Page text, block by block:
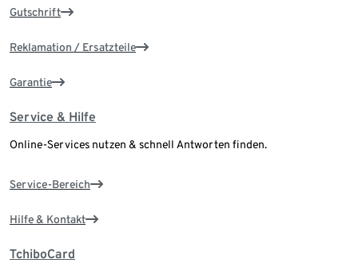
Gutschrift
Reklamation / Ersatzteile
Garantie
Service & Hilfe
Online-Services nutzen & schnell Antworten finden.
Service-Bereich
Hilfe & Kontakt
TchiboCard